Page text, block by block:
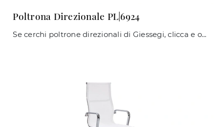
Poltrona Direzionale PL|6924
Se cerchi poltrone direzionali di Giessegi, clicca e ottieni informazioni sul modello Poltrona Direzionale PL|6924 in pvc per il tuo ufficio!